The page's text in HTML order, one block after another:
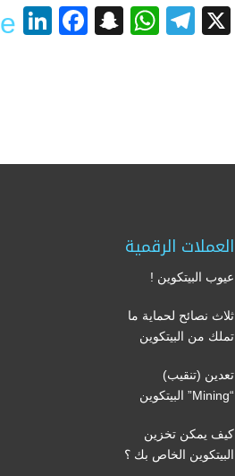
X
Telegram
العملات الرقمية
عيوب البيتكوين !
ثلاث نصائح لحماية ما
تملك من البيتكوين
تعدين (تنقيب)
“Mining” البيتكوين
كيف يمكن تخزين
البيتكوين الخاص بك ؟